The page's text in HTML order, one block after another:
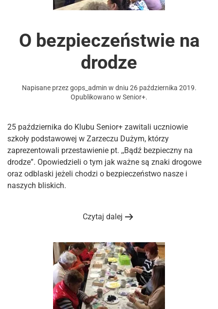
O bezpieczeństwie na
drodze
Napisane przezgops_admin w dniu 26 października 2019.
Opublikowano w Senior+.
25 października do Klubu Senior+ zawitali uczniowie
szkoły podstawowej w Zarzeczu Dużym, którzy
zaprezentowali przestawienie pt. ,,Bądź bezpieczny na
drodze”. Opowiedzieli o tym jak ważne są znaki drogowe
oraz odblaski jeżeli chodzi o bezpieczeństwo nasze i
naszych bliskich.
Czytaj dalej